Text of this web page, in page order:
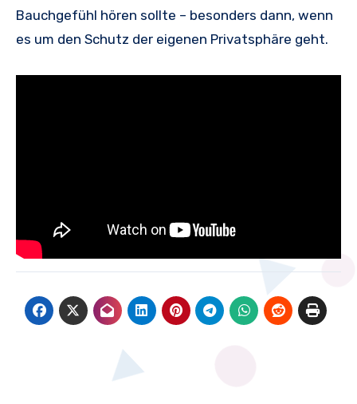
Bauchgefühl hören sollte – besonders dann, wenn
es um den Schutz der eigenen Privatsphäre geht.